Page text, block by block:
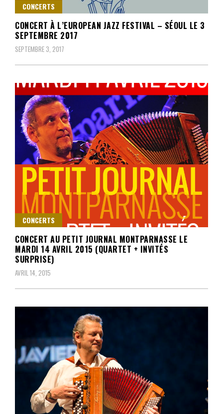
CONCERTS
CONCERT À L’EUROPEAN JAZZ FESTIVAL – SÉOUL LE 3
SEPTEMBRE 2017
SEPTEMBRE 3, 2017
CONCERTS
CONCERT AU PETIT JOURNAL MONTPARNASSE LE
MARDI 14 AVRIL 2015 (QUARTET + INVITÉS
SURPRISE)
AVRIL 14, 2015